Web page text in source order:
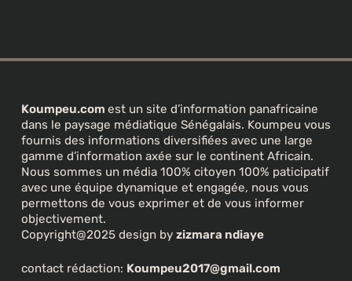
Koumpeu.com est un site d’information panafricaine
dans le paysage médiatique Sénégalais. Koumpeu vous
fournis des informations diversifiées avec une large
gamme d’information axée sur le continent Africain.
Nous sommes un média 100% citoyen 100% paticipatif
avec une équipe dynamique et engagée, nous vous
permettons de vous exprimer et de vous informer
objectivement.
Copyright@2025 design by zizmara ndiaye
contact rédaction: Koumpeu2017@gmail.com